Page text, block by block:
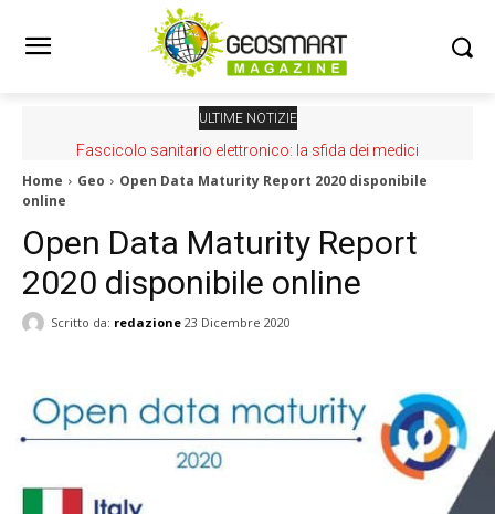
ULTIME NOTIZIE
Fascicolo sanitario elettronico: la sfida dei medici
Home Geo
Open Data Maturity Report 2020 disponibile
online
Open Data Maturity Report
2020 disponibile online
Scritto da: redazione 23 Dicembre 2020